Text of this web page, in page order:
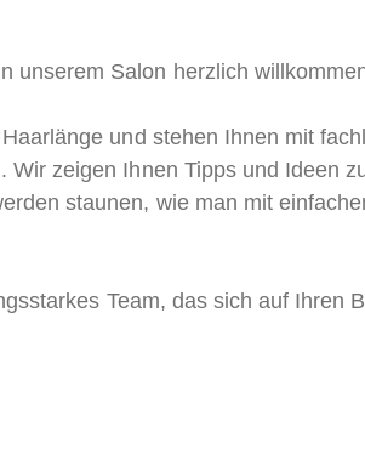
unserem Salon herzlich
und stehen Ihnen mit
Wir zeigen Ihnen Tipps und Ideen
staunen, wie man mit
Team, das sich auf Ihren